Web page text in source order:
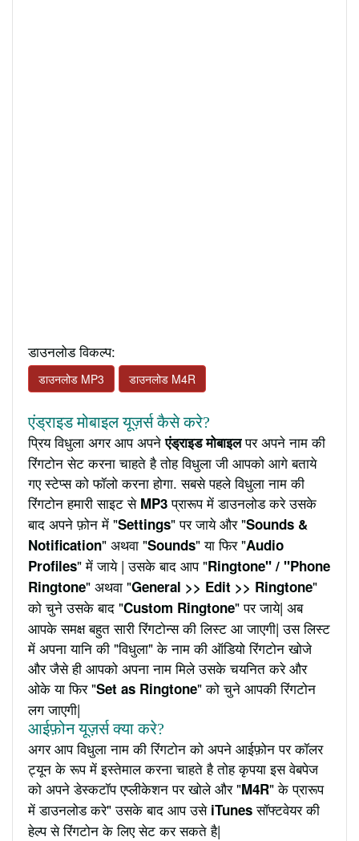
डाउनलोड विकल्प:
डाउनलोड MP3 डाउनलोड M4R
एंड्राइड मोबाइल यूज़र्स कैसे करे?
प्रिय विधुला अगर आप अपनेएंड्राइड मोबाइलपर अपने नाम की
रिंगटोन सेट करना चाहते है तोह विधुला जी आपको आगे बताये
गए स्टेप्स को फॉलो करना होगा. सबसे पहले विधुला नाम की
रिंगटोन हमारी साइट से MP3प्रारूप में डाउनलोड करे उसके
बाद अपने फ़ोन में "Settings" पर जाये और "Sounds &
Notification" अथवा "Sounds" या फिर "Audio
Profiles" में जाये | उसके बाद आप "Ringtone" / "Phone
Ringtone" अथवा "General >> Edit >> Ringtone"
को चुने उसके बाद "Custom Ringtone" पर जाये| अब
आपके समक्ष बहुत सारी रिंगटोन्स की लिस्ट आ जाएगी| उस लिस्ट
में अपना यानि की "विधुला" के नाम की ऑडियो रिंगटोन खोजे
और जैसे ही आपको अपना नाम मिले उसके चयनित करे और
ओके या फिर "Set as Ringtone" को चुने आपकी रिंगटोन
लग जाएगी|
आईफ़ोन यूज़र्स क्या करे?
अगर आप विधुला नाम की रिंगटोन को अपने आईफ़ोन पर कॉलर
ट्यून के रूप में इस्तेमाल करना चाहते है तोह कृपया इस वेबपेज
को अपने डेस्कटॉप एप्लीकेशन पर खोले और "M4R" के प्रारूप
में डाउनलोड करे" उसके बाद आप उसे iTunesसॉफ्टवेयर की
हेल्प से रिंगटोन के लिए सेट कर सकते है|